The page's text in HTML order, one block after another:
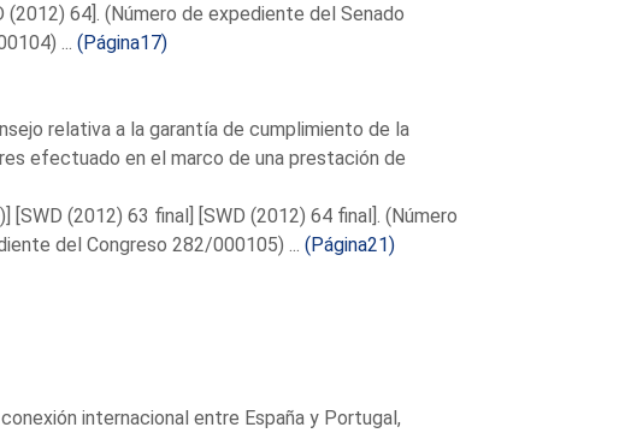
64]. (Número de expediente del Senado
... (Página17)
relativa a la garantía de cumplimiento de la
efectuado en el marco de una prestación de
(2012) 63 final] [SWD (2012) 64 final]. (Número
del Congreso 282/000105) ... (Página21)
internacional entre España y Portugal,